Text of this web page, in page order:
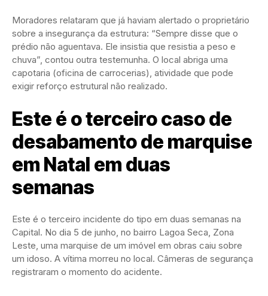
Moradores relataram que já haviam alertado o proprietário
sobre a insegurança da estrutura: “Sempre disse que o
prédio não aguentava. Ele insistia que resistia a peso e
chuva”, contou outra testemunha. O local abriga uma
capotaria (oficina de carrocerias), atividade que pode
exigir reforço estrutural não realizado.
Este é o terceiro caso de
desabamento de marquise
em Natal em duas
semanas
Este é o terceiro incidente do tipo em duas semanas na
Capital. No dia 5 de junho, no bairro Lagoa Seca, Zona
Leste, uma marquise de um imóvel em obras caiu sobre
um idoso. A vítima morreu no local. Câmeras de segurança
registraram o momento do acidente.